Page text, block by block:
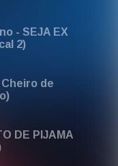
- SEJA EX
2)
de
DE PIJAMA